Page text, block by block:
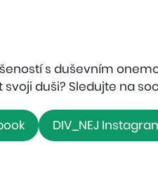
s duševním
duši? Sledujte na
DIV_NEJ